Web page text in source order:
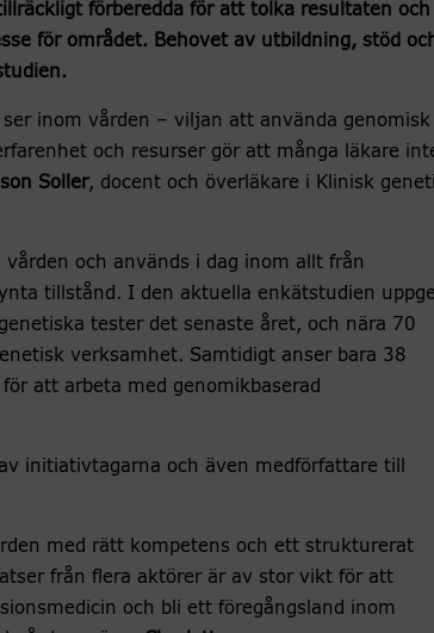
förberedda för att tolka resultaten och
för området. Behovet av utbildning, stöd
inom vården – viljan att använda genomisk
och resurser gör att många läkare
Soller, docent och överläkare i Klinisk
och används i dag inom allt från
tillstånd. I den aktuella enkätstudien
tester det senaste året, och nära 70
verksamhet. Samtidigt anser bara 38
att arbeta med genomikbaserad
initiativtagarna och även medförfattare till
med rätt kompetens och ett strukturerat
från flera aktörer är av stor vikt för att
och bli ett föregångsland inom